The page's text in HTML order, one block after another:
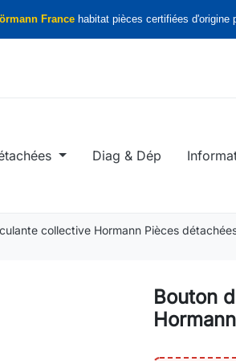
France habitat pièces certifiées d'origine
Diag & Dép
collective Hormann Pièces
Bouton